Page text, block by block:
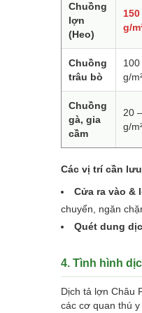
Chuồng
lợn
(Heo)
g/
Chuồng
trâu bò
g/
Chuồng
gà, gia
cầm
20
g/
Các vị trí cần
Cửa ra vào &
chuyển, ngăn
Quét dung
4. Tình hình
Dịch tả lợn Châu
các cơ quan thú